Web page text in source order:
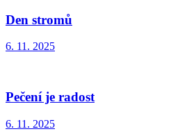
Den stromů
6. 11. 2025
Pečení je radost
6. 11. 2025